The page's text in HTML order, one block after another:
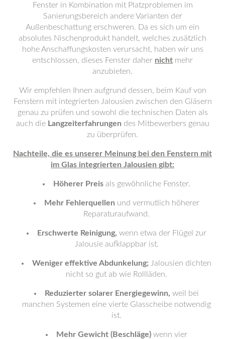
Fenster in Kombination mit Platzproblemen im
Sanierungsbereich andere Varianten der
Außenbeschattung erschweren. Da es sich um ein
absolutes Nischenprodukt handelt, welches zusätzlich
hohe Anschaffungskosten verursacht, haben wir uns
entschlossen, dieses Fenster daher nicht mehr
anzubieten.
Wir empfehlen Ihnen aufgrund dessen, beim Kauf von
Fenstern mit integrierten Jalousien zwischen den Gläsern
genau zu prüfen und sowohl die technischen Daten als
auch die Langzeiterfahrungen des Mitbewerbers genau
zu überprüfen.
Nachteile, die es unserer Meinung bei den Fenstern mit
im Glas integrierten Jalousien gibt:
Höherer Preis als gewöhnliche Fenster.
Mehr Fehlerquellen und vermutlich höherer
Reparaturaufwand.
Erschwerte Reinigung, wenn etwa der Flügel zur
Jalousie aufklappbar ist.
Weniger effektive Abdunkelung; Jalousien dichten
nicht so gut ab wie Rollläden.
Reduzierter solarer Energiegewinn, weil bei
manchen Systemen eine vierte Glasscheibe notwendig
ist.
Mehr Gewicht (Beschläge) wenn vier